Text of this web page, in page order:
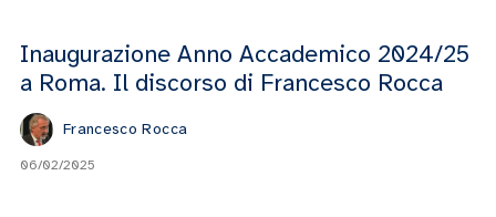
Inaugurazione Anno Accademico 2024/25
a Roma. Il discorso di Francesco Rocca
Francesco Rocca
06/02/2025